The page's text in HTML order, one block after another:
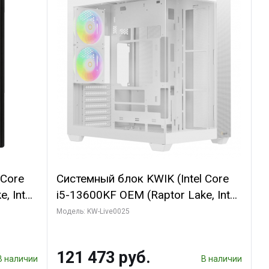
Intel
наличии
Системный блок KWIK (Intel Core
i5-13600KF OEM (Raptor Lake, Intel
7, C14 8EC/6PC/ 32 ГБ ОЗУ (2
3xDP / 960 ГБ SSD)
Модель: KW-Live0025
121 473 руб. В наличии